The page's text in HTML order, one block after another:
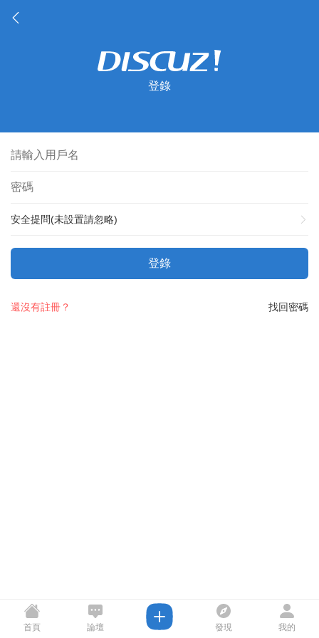
登錄
安全提問(未設置請忽略)
登錄
找回密碼
還沒有註冊？
首頁 論壇 發現 我的